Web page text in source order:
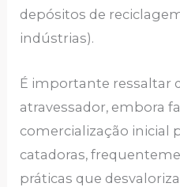
depósitos de
indústrias).
É importante ressaltar
atravessador, embora
comercialização inicial
catadoras,
práticas que